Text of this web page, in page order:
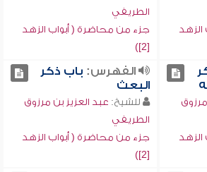
الطريفي
جزء من محاضرة ( أبواب الزهد
[2])
الفهرس: باب ذكر
البعث
للشيخ: عبد العزيز بن مرزوق
الطريفي
جزء من محاضرة ( أبواب الزهد
[2])